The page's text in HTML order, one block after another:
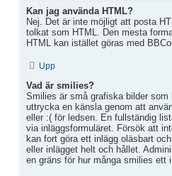
Kan jag använda HTML?
Nej. Det är inte möjligt att posta
tolkat som HTML. Den mesta
HTML kan istället göras med
Upp
Vad är smilies?
Smilies är små grafiska bilder som
uttrycka en känsla genom att
eller :( för ledsen. En fullständig
via inläggsformuläret. Försök att
kan fort göra ett inlägg oläsbart
eller inlägget helt och hållet.
en gräns för hur många smilies ett